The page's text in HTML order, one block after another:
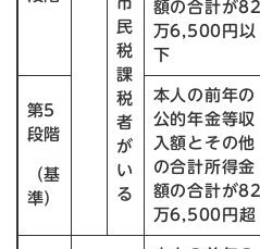
民
税
課
税
者
が
い
る
額の合計が82
万6,500円以
下
第5
段階
（基
準）
本人の前年の
公的年金等収
入額とその他
の合計所得金
額の合計が82
万6,500円超